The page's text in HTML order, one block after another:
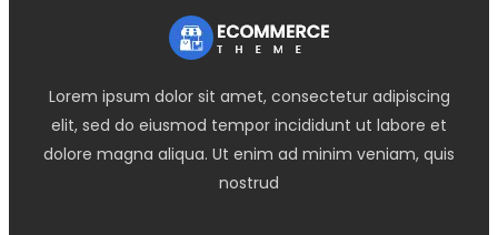
Lorem ipsum dolor sit amet, consectetur adipiscing
elit, sed do eiusmod tempor incididunt ut labore et
dolore magna aliqua. Ut enim ad minim veniam, quis
nostrud